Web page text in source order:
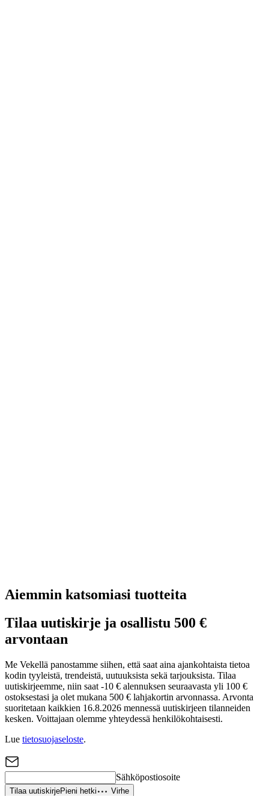
Aiemmin katsomiasi tuotteita
Tilaa uutiskirje ja osallistu 500 €
arvontaan
Me Vekellä panostamme siihen, että saat aina ajankohtaista tietoa
kodin tyyleistä, trendeistä, uutuuksista sekä tarjouksista. Tilaa
uutiskirjeemme, niin saat -10 € alennuksen seuraavasta yli 100 €
ostoksestasi ja olet mukana 500 € lahjakortin arvonnassa. Arvonta
suoritetaan kaikkien 16.8.2026 mennessä uutiskirjeen tilanneiden
kesken. Voittajaan olemme yhteydessä henkilökohtaisesti.
Lue tietosuojaseloste.
Sähköpostiosoite
Tilaa uutiskirjePieni hetki Virhe